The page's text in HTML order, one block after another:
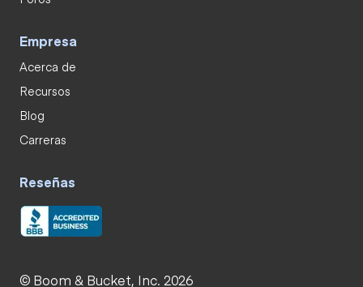
Empresa
Acerca de
Recursos
Blog
Carreras
Reseñas
© Boom & Bucket, Inc. 2026